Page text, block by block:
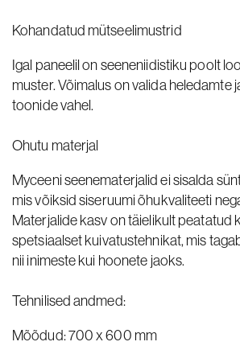
Kohandatud mütseelimustrid
Igal paneelil on seeneniidistiku poolt
muster. Võimalus on valida heledamte
toonide vahel.
Ohutu materjal
Myceeni seenematerjalid ei sisalda
mis võiksid siseruumi õhukvaliteeti
Materjalide kasv on täielikult peatatud
spetsiaalset kuivatustehnikat, mis
nii inimeste kui hoonete jaoks.
Tehnilised andmed:
Mõõdud: 700 x 600 mm